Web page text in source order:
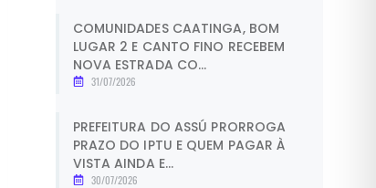
COMUNIDADES CAATINGA, BOM
LUGAR 2 E CANTO FINO RECEBEM
NOVA ESTRADA CO...
31/07/2026
PREFEITURA DO ASSÚ PRORROGA
PRAZO DO IPTU E QUEM PAGAR À
VISTA AINDA E...
30/07/2026